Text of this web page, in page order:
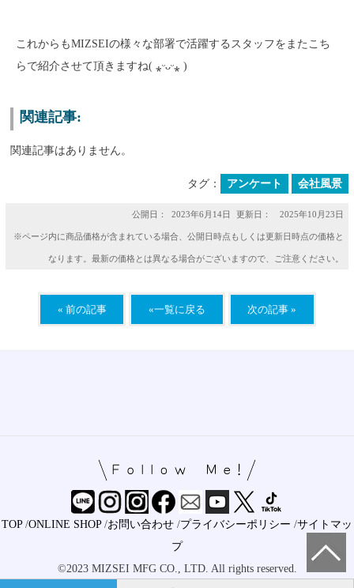
これからもMIZSEIの様々な部署で活躍するスタッフをまたこち
らで紹介させて頂きますね( ⁎ᵕᴗᵕ⁎ )
関連記事:
関連記事はありません。
タグ： アンケート 会社風景
公開日： 2023年6月14日 更新日： 2025年10月23日
※ページ内に商品価格が含まれている場合、公開日時点もしくは更新日時点の価格と
なります。最新の価格とは異なる場合がございますので、ご注意ください。
« 前の記事 «一覧に戻る 次の記事 »
TOP/ONLINE SHOP/お問い合わせ /プライバシーポリシー /サイトマッ
プ
©2023 MIZSEI MFG CO., LTD. All rights reserved.